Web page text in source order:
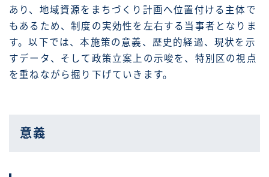
あり、地域資源をまちづくり計画へ位置付ける主体で
もあるため、制度の実効性を左右する当事者となりま
す。以下では、本施策の意義、歴史的経過、現状を示
すデータ、そして政策立案上の示唆を、特別区の視点
を重ねながら掘り下げていきます。
意義